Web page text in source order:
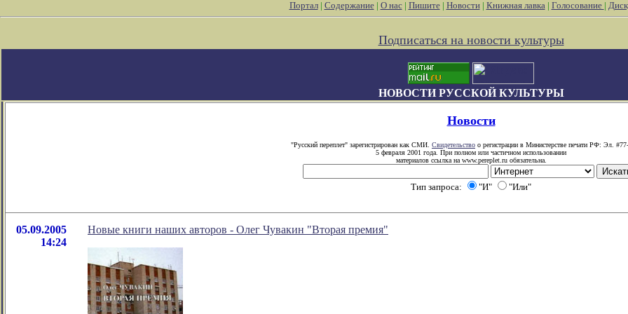
Портал| Содержание| О нас| Пишите| Новости| Книжная лавка| Голосование |
Подписаться на новости культуры
НОВОСТИ РУССКОЙ КУЛЬТУРЫ
Новости
"Русский переплет" зарегистрирован как СМИ. Свидетельство о регистрации в Министерстве печати РФ: Эл.
5 февраля 2001 года. При полном или частичном использовании
материалов ссылка на www.pereplet.ru обязательна.
Тип запроса: "И" "Или"
05.09.2005
14:24
Новые книги наших авторов - Олег Чувакин "Вторая премия"